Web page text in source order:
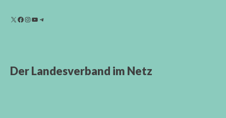
Der Landesverband im Netz